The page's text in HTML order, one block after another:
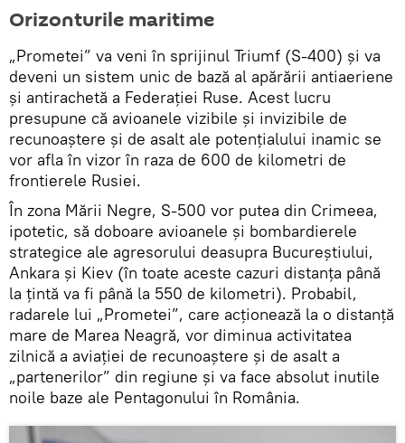
Orizonturile maritime
„Prometei” va veni în sprijinul Triumf (S-400) și va
deveni un sistem unic de bază al apărării antiaeriene
și antirachetă a Federației Ruse. Acest lucru
presupune că avioanele vizibile și invizibile de
recunoaștere și de asalt ale potențialului inamic se
vor afla în vizor în raza de 600 de kilometri de
frontierele Rusiei.
În zona Mării Negre, S-500 vor putea din Crimeea,
ipotetic, să doboare avioanele și bombardierele
strategice ale agresorului deasupra Bucureștiului,
Ankara și Kiev (în toate aceste cazuri distanța până
la țintă va fi până la 550 de kilometri). Probabil,
radarele lui „Prometei”, care acționează la o distanță
mare de Marea Neagră, vor diminua activitatea
zilnică a aviației de recunoaștere și de asalt a
„partenerilor” din regiune și va face absolut inutile
noile baze ale Pentagonului în România.